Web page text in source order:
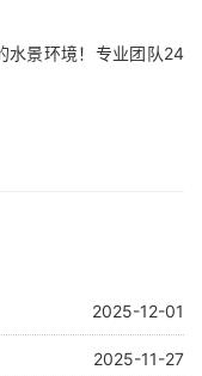
水景环境！专业团队24
价服务。
2025-12-01
2025-11-27